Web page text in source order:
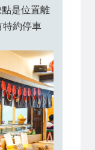
是位置離
特約停車